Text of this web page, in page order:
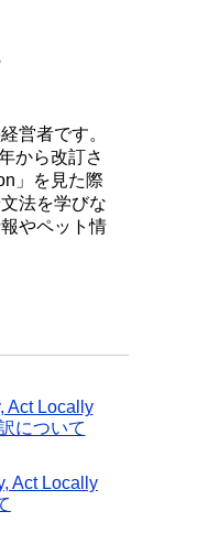
営者です。
から改訂さ
」を見た際
法を学びな
やペット情
Act Locally
について
Act Locally